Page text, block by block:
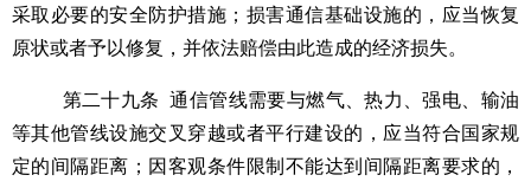
采取必要的安全防护措施；损害通信基础设施的，应当恢复
原状或者予以修复，并依法赔偿由此造成的经济损失。
第二十九条
通信管线需要与燃气、热力、强电、输油
等其他管线设施交叉穿越或者平行建设的，应当符合国家规
定的间隔距离；因客观条件限制不能达到间隔距离要求的，